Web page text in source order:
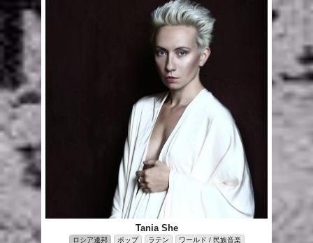
Tania She
ロシア連邦 ポップ ラテン
ワールド / 民族音楽